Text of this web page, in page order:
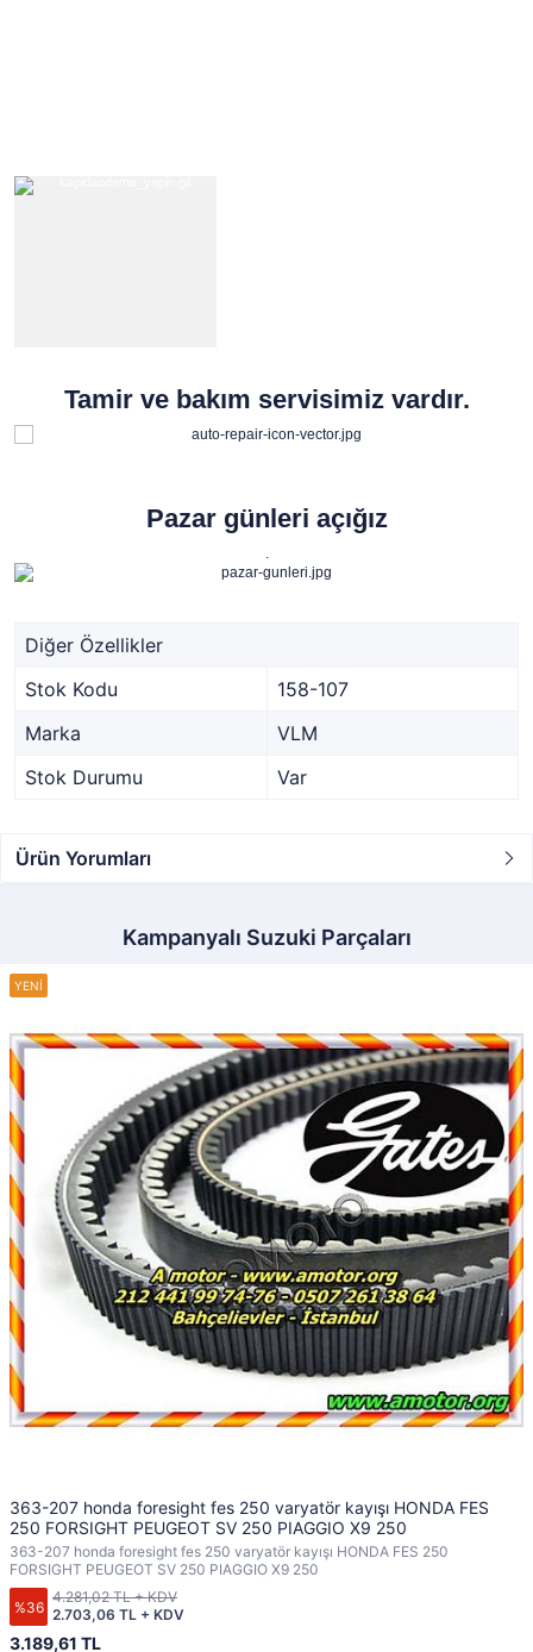
Tamir ve bakım servisimiz vardır.
Pazar günleri açığız
.
Diğer Özellikler
Stok Kodu
158-107
Marka
VLM
Stok Durumu
Var
Ürün Yorumları
Kampanyalı Suzuki Parçaları
363-207 honda foresight fes 250 varyatör kayışı HONDA FES
250 FORSIGHT PEUGEOT SV 250 PIAGGIO X9 250
363-207 honda foresight fes 250 varyatör kayışı HONDA FES 250
FORSIGHT PEUGEOT SV 250 PIAGGIO X9 250
%36
3.189,61 TL
2.703,06 TL + KDV
4.281,02 TL + KDV